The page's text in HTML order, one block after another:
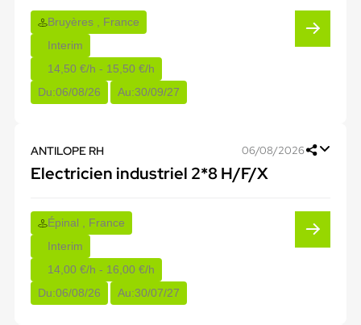
Bruyères , France
Interim
14,50 €/h - 15,50 €/h
Du:06/08/26 Au:30/09/27
ANTILOPE RH 06/08/2026
Electricien industriel 2*8 H/F/X
Épinal , France
Interim
14,00 €/h - 16,00 €/h
Du:06/08/26 Au:30/07/27